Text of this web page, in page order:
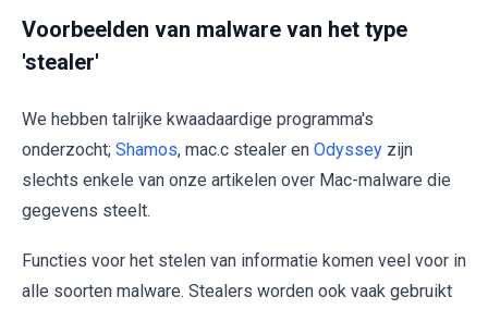
Voorbeelden van malware van het type
'stealer'
We hebben talrijke kwaadaardige programma's
onderzocht; Shamos, mac.c stealer en Odyssey zijn
slechts enkele van onze artikelen over Mac-malware die
gegevens steelt.
Functies voor het stelen van informatie komen veel voor in
alle soorten malware. Stealers worden ook vaak gebruikt